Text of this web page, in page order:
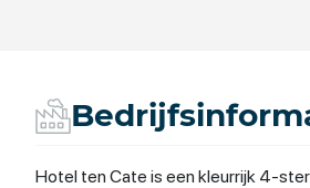
Hotel ten Cate is een kleurrijk 4-